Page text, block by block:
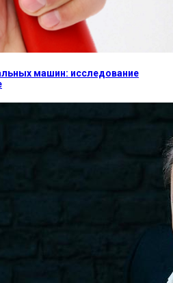
машин: исследование